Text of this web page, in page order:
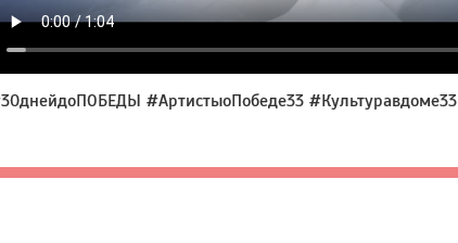
#АртистыоПобеде33